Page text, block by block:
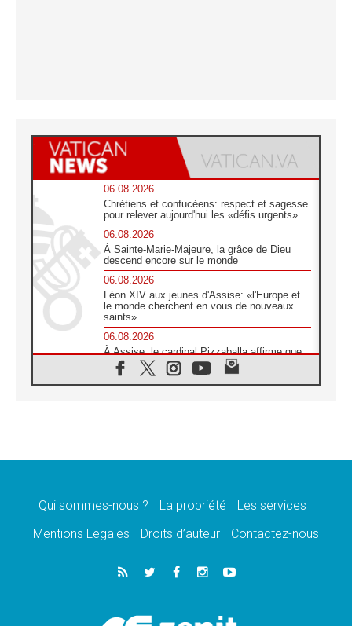
06.08.2026
Chrétiens et confucéens: respect et sagesse
pour relever aujourd'hui les «défis urgents»
06.08.2026
À Sainte-Marie-Majeure, la grâce de Dieu
descend encore sur le monde
06.08.2026
Léon XIV aux jeunes d'Assise: «l'Europe et
le monde cherchent en vous de nouveaux
saints»
06.08.2026
À Assise, le cardinal Pizzaballa affirme que
«les chrétiens veulent la paix»
06.08.2026
message de paix et de dignité humaine»
«La visite du Pape en Uruguay renforcera
05.08.2026
Le nonce en Ukraine: «Il est inquiétant
Qui sommes-nous ? La propriété
Les services
Mentions Legales
Droits d’auteur Contactez-nous